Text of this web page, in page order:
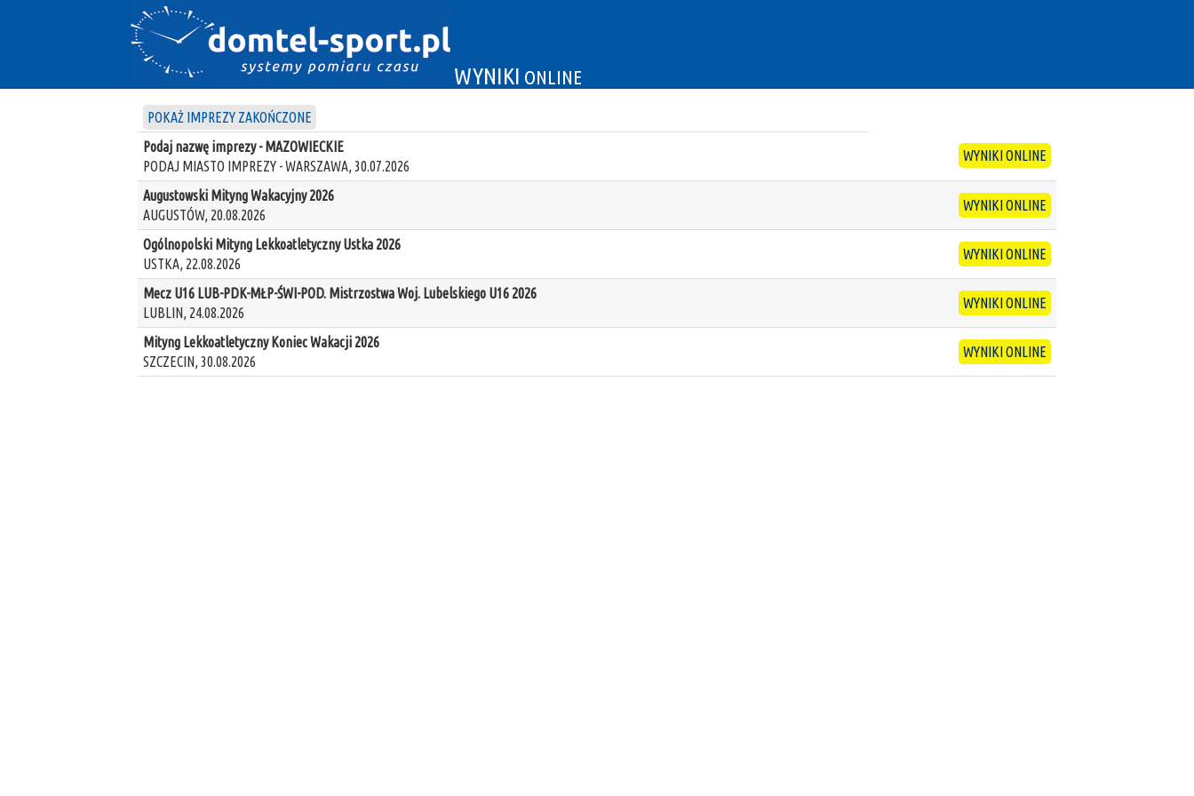
WYNIKI ONLINE
POKAŻ IMPREZY ZAKOŃCZONE
Podaj nazwę imprezy - MAZOWIECKIE
PODAJ MIASTO IMPREZY - WARSZAWA, 30.07.2026
WYNIKI ONLINE
Augustowski Mityng Wakacyjny 2026
AUGUSTÓW, 20.08.2026
WYNIKI ONLINE
Ogólnopolski Mityng Lekkoatletyczny Ustka 2026
USTKA, 22.08.2026
WYNIKI ONLINE
Mecz U16 LUB-PDK-MŁP-ŚWI-POD. Mistrzostwa Woj. Lubelskiego U16 2026
LUBLIN, 24.08.2026
WYNIKI ONLINE
Mityng Lekkoatletyczny Koniec Wakacji 2026
SZCZECIN, 30.08.2026
WYNIKI ONLINE